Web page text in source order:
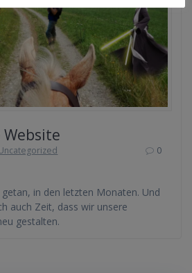
Website
0
in den letzten Monaten. Und
auch Zeit, dass wir unsere
gestalten.